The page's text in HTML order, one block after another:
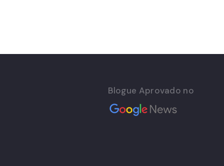
Blogue Aprovado no